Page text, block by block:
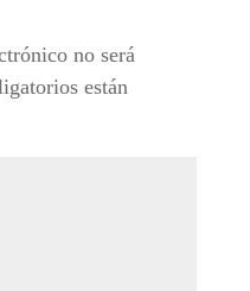
no será
están